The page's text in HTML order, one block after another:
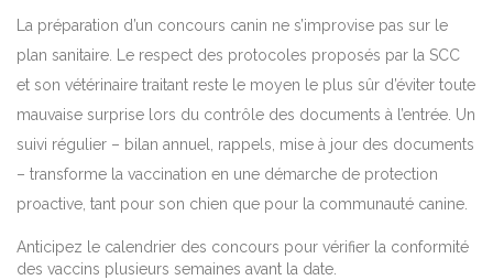
La préparation d’un concours canin ne s’improvise pas sur le
plan sanitaire. Le respect des protocoles proposés par la SCC
et son vétérinaire traitant reste le moyen le plus sûr d’éviter toute
mauvaise surprise lors du contrôle des documents à l’entrée. Un
suivi régulier – bilan annuel, rappels, mise à jour des documents
– transforme la vaccination en une démarche de protection
proactive, tant pour son chien que pour la communauté canine.
Anticipez le calendrier des concours pour vérifier la conformité
des vaccins plusieurs semaines avant la date.